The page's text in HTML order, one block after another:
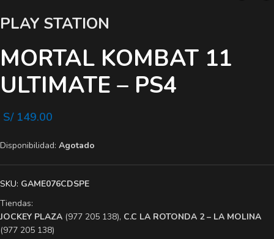
PLAY STATION
MORTAL KOMBAT 11
ULTIMATE – PS4
S/149.00
Disponibilidad: Agotado
SKU: GAME076CDSPE
Tiendas:
​JOCKEY PLAZA (977 205 138), ​C.C LA ROTONDA 2 – LA MOLINA
(977 205 138)